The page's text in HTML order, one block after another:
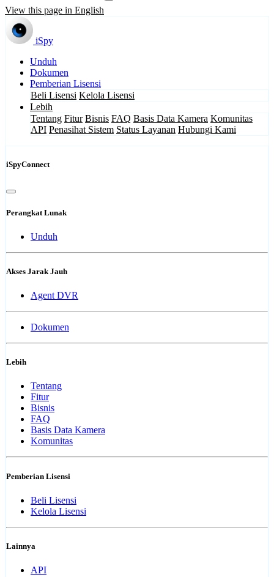
View this page in English
iSpy
Unduh
Dokumen
Pemberian Lisensi
Beli Lisensi Kelola Lisensi
Lebih
Tentang Fitur Bisnis FAQ Basis Data Kamera Komunitas
API Penasihat Sistem Status Layanan Hubungi Kami
iSpyConnect
Perangkat Lunak
Unduh
Akses Jarak Jauh
Agent DVR
Dokumen
Lebih
Tentang
Fitur
Bisnis
FAQ
Basis Data Kamera
Komunitas
Pemberian Lisensi
Beli Lisensi
Kelola Lisensi
Lainnya
API